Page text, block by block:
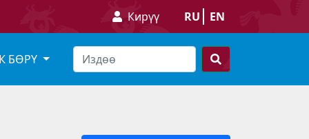
Кирүү RU EN
БӨРҮ